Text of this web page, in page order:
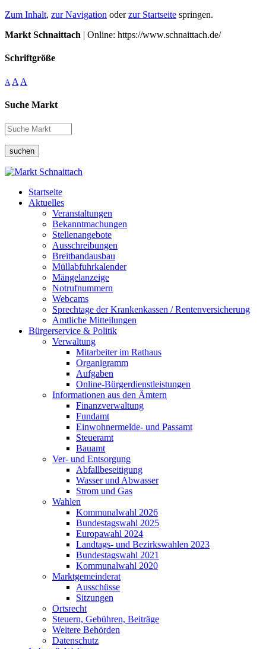
Zum Inhalt, zur Navigation oderzur Startseite springen.
Markt Schnaittach | Online: https://www.schnaittach.de/
Schriftgröße
A A A
Suche Markt
suchen
Startseite
Aktuelles
Veranstaltungen
Bekanntmachungen
Stellenangebote
Ausschreibungen
Breitbandausbau
Müllabfuhrkalender
Mängelanzeige
Notrufnummern
Webcams
Sprechtage der Krankenkassen / Rentenversicherung
Amtliche Mitteilungen
Bürgerservice & Politik
Verwaltung
Mitarbeiter im Rathaus
Organigramm
Aufgaben
Online-Bürgerdienstleistungen
Informationen aus den Ämtern
Finanzverwaltung
Fundamt
Einwohnermelde- und Passamt
Steueramt
Bauamt
Ver- und Entsorgung
Abfallbeseitigung
Wasser und Abwasser
Strom und Gas
Wahlen
Kommunalwahl 2026
Bundestagswahl 2025
Europawahl 2024
Landtags- und Bezirkswahlen 2023
Bundestagswahl 2021
Kommunalwahl 2020
Marktgemeinderat
Ausschüsse
Sitzungen
Ortsrecht
Steuern, Gebühren, Beiträge
Weitere Behörden
Datenschutz